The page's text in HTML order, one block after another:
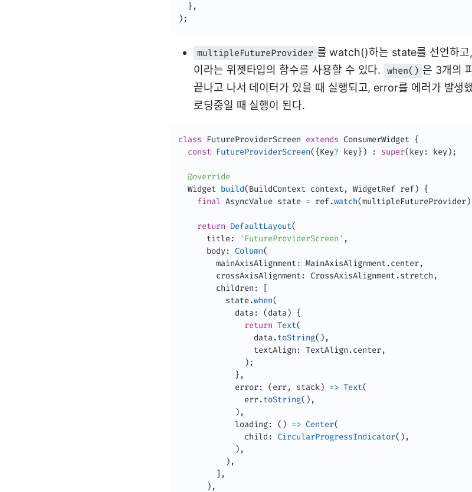
} ,
) ;
multipleFutureProvider 를 watch()하는 state를 선언하고
이라는 위젯타입의 함수를 사용할 수 있다. when() 은 3개의
끝나고 나서 데이터가 있을 때 실행되고, error를 에러가 발생
로딩중일 때 실행이 된다.
class FutureProviderScreen extends ConsumerWidget {
const
FutureProviderScreen({Key? key} ) : super(key: key) ;
@override
  Widget
build(BuildContext context , WidgetRef ref) {
final AsyncValue state = ref.watch(multipleFutureProvider)
return DefaultLayout(
      title
: 'FutureProviderScreen' ,
      body
: Column(
        mainAxisAlignment
: MainAxisAlignment .center,
        crossAxisAlignment
: CrossAxisAlignment .stretch ,
        children
:
[
          state
.when(
            data
: (data) {
return Text(
                data
.toString( ) ,
                textAlign
: TextAlign .center,
) ;
} ,
            error
: (err, stack) => Text(
              err
.toString( ) ,
) ,
            loading
: ( ) => Center(
              child
: CircularProgressIndicator( ) ,
) ,
) ,
] ,
) ,